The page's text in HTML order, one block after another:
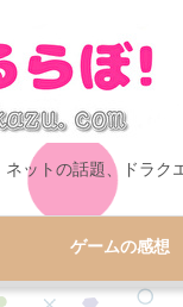
ットの話題、ドラク
ゲームの感想